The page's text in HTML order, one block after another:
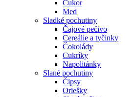
Cukor
Med
Sladké pochutiny
Čajové pečivo
Cereálie a tyčinky
Čokolády
Cukríky
Napolitánky
Slané pochutiny
Čipsy
Oriešky